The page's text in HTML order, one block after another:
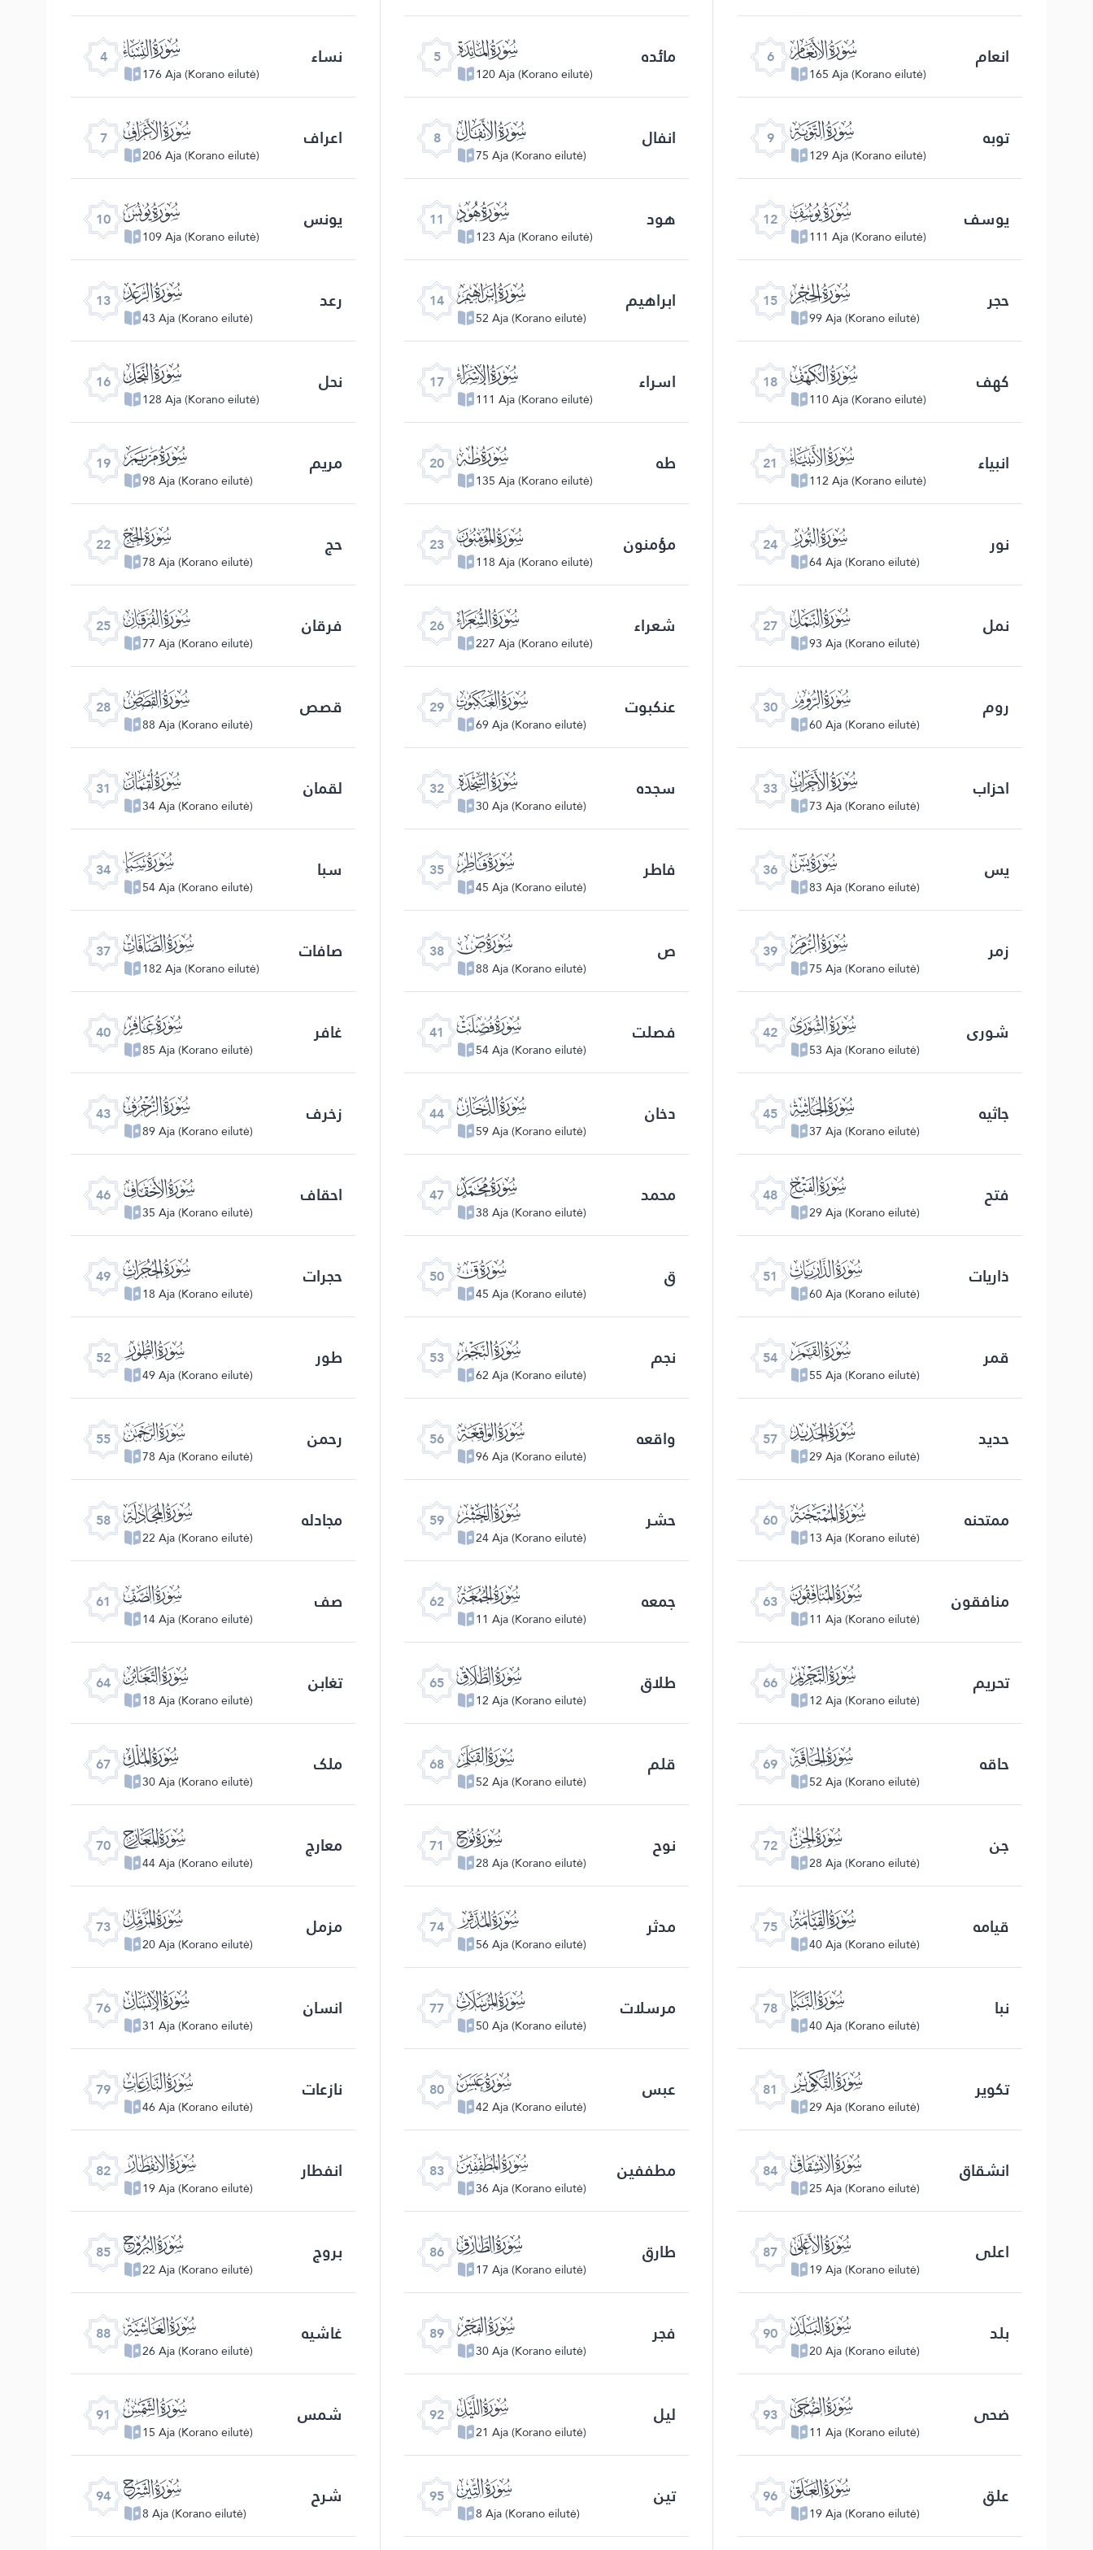
4 ﮐ
176 Aja (Korano eilutė)
نساء 5 ﮑ
120 Aja (Korano eilutė)
مائده 6 ﮒ
165 Aja (Korano eilutė)
انعام
7 ﮓ
206 Aja (Korano eilutė)
اعراف 8 ﮔ
75 Aja (Korano eilutė)
انفال 9 ﮕ
129 Aja (Korano eilutė)
توبه
10 ﮖ
109 Aja (Korano eilutė)
یونس 11 ﮗ
123 Aja (Korano eilutė)
هود 12 ﮘ
111 Aja (Korano eilutė)
یوسف
13 ﮙ
43 Aja (Korano eilutė)
رعد 14 ﮚ
52 Aja (Korano eilutė)
ابراهیم 15 ﮛ
99 Aja (Korano eilutė)
حجر
16 ﮜ
128 Aja (Korano eilutė)
نحل 17 ﮝ
111 Aja (Korano eilutė)
اسراء 18 ﮞ
110 Aja (Korano eilutė)
کهف
19 ﮟ
98 Aja (Korano eilutė)
مریم 20 ﮠ
135 Aja (Korano eilutė)
طه 21 ﮡ
112 Aja (Korano eilutė)
انبیاء
22 ﮢ
78 Aja (Korano eilutė)
حج 23 ﮣ
118 Aja (Korano eilutė)
مؤمنون 24 ﮤ
64 Aja (Korano eilutė)
نور
25 ﮥ
77 Aja (Korano eilutė)
فرقان 26 ﮦ
227 Aja (Korano eilutė)
شعراء 27 ﮧ
93 Aja (Korano eilutė)
نمل
28 ﮨ
88 Aja (Korano eilutė)
قصص 29 ﮩ
69 Aja (Korano eilutė)
عنکبوت 30 ﮪ
60 Aja (Korano eilutė)
روم
31 ﮫ
34 Aja (Korano eilutė)
لقمان 32 ﮬ
30 Aja (Korano eilutė)
سجده 33 ﮭ
73 Aja (Korano eilutė)
احزاب
34 ﮮ
54 Aja (Korano eilutė)
سبا 35 ﮯ
45 Aja (Korano eilutė)
فاطر 36 ﮰ
83 Aja (Korano eilutė)
یس
37 ﮱ
182 Aja (Korano eilutė)
صافات 38 ﯓ
88 Aja (Korano eilutė)
ص 39 ﯔ
75 Aja (Korano eilutė)
زمر
40 ﯕ
85 Aja (Korano eilutė)
غافر 41 ﯖ
54 Aja (Korano eilutė)
فصلت 42 ﯗ
53 Aja (Korano eilutė)
شوری
43 ﯘ
89 Aja (Korano eilutė)
زخرف 44 ﯙ
59 Aja (Korano eilutė)
دخان 45 ﯚ
37 Aja (Korano eilutė)
جاثیه
46 ﯛ
35 Aja (Korano eilutė)
احقاف 47 ﯜ
38 Aja (Korano eilutė)
محمد 48 ﯝ
29 Aja (Korano eilutė)
فتح
49 ﯞ
18 Aja (Korano eilutė)
حجرات 50 ﯟ
45 Aja (Korano eilutė)
ق 51 ﯠ
60 Aja (Korano eilutė)
ذاریات
52 ﯡ
49 Aja (Korano eilutė)
طور 53 ﯢ
62 Aja (Korano eilutė)
نجم 54 ﯣ
55 Aja (Korano eilutė)
قمر
55 ﯤ
78 Aja (Korano eilutė)
رحمن 56 ﯥ
96 Aja (Korano eilutė)
واقعه 57 ﯦ
29 Aja (Korano eilutė)
حدید
58 ﯧ
22 Aja (Korano eilutė)
مجادله 59 ﯨ
24 Aja (Korano eilutė)
حشر 60 ﯩ
13 Aja (Korano eilutė)
ممتحنه
61 ﯪ
14 Aja (Korano eilutė)
صف 62 ﯫ
11 Aja (Korano eilutė)
جمعه 63 ﯬ
11 Aja (Korano eilutė)
منافقون
64 ﯭ
18 Aja (Korano eilutė)
تغابن 65 ﯮ
12 Aja (Korano eilutė)
طلاق 66 ﯯ
12 Aja (Korano eilutė)
تحریم
67 ﯰ
30 Aja (Korano eilutė)
ملک 68 ﯱ
52 Aja (Korano eilutė)
قلم 69 ﯲ
52 Aja (Korano eilutė)
حاقه
70 ﯳ
44 Aja (Korano eilutė)
معارج 71 ﯴ
28 Aja (Korano eilutė)
نوح 72 ﯵ
28 Aja (Korano eilutė)
جن
73 ﯶ
20 Aja (Korano eilutė)
مزمل 74 ﯷ
56 Aja (Korano eilutė)
مدثر 75 ﯸ
40 Aja (Korano eilutė)
قیامه
76 ﯹ
31 Aja (Korano eilutė)
انسان 77 ﯺ
50 Aja (Korano eilutė)
مرسلات 78 ﯻ
40 Aja (Korano eilutė)
نبا
79 ﯼ
46 Aja (Korano eilutė)
نازعات 80 ﯽ
42 Aja (Korano eilutė)
عبس 81 ﯾ
29 Aja (Korano eilutė)
تکویر
82 ﯿ
19 Aja (Korano eilutė)
انفطار 83 ﰀ
36 Aja (Korano eilutė)
مطففین 84 ﰁ
25 Aja (Korano eilutė)
انشقاق
85 ﰂ
22 Aja (Korano eilutė)
بروج 86 ﰃ
17 Aja (Korano eilutė)
طارق 87 ﰄ
19 Aja (Korano eilutė)
اعلی
88 ﰅ
26 Aja (Korano eilutė)
غاشیه 89 ﰆ
30 Aja (Korano eilutė)
فجر 90 ﰇ
20 Aja (Korano eilutė)
بلد
91 ﰈ
15 Aja (Korano eilutė)
شمس 92 ﰉ
21 Aja (Korano eilutė)
لیل 93 ﰊ
11 Aja (Korano eilutė)
ضحی
94 ﰋ
8 Aja (Korano eilutė)
شرح 95 ﰌ
8 Aja (Korano eilutė)
تین 96 ﰍ
19 Aja (Korano eilutė)
علق